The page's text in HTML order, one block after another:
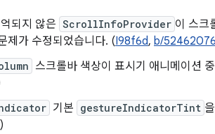
되지 않은 ScrollInfoProvider 이 스크
제가 수정되었습니다. (I98f6d, b/
스크롤바 색상이 표시기 애니메이션
기본 gestureIndicatorTint 을
)